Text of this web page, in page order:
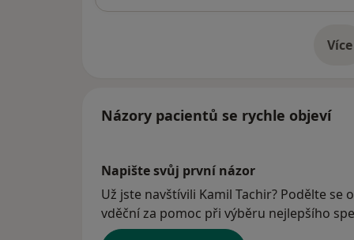
Více
o
Názory pacientů se rychle objeví
Napište svůj první názor
Už jste navštívili Kamil Tachir? Podělte
vděční za pomoc při výběru nejlepšího